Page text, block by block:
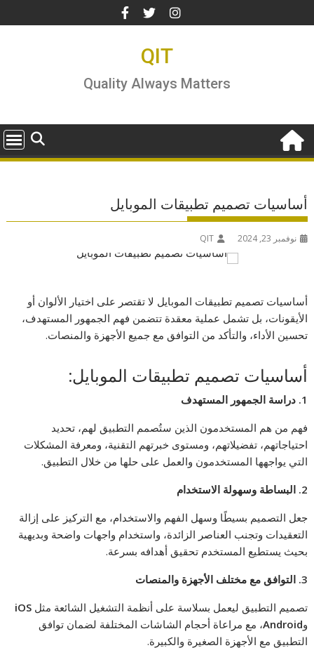
to
QIT
Quality Always Matters
أساسيات تصميم تطبيقات الموبايل
نوفمبر 23, 2024 QIT
أساسيات تصميم تطبيقات الموبايل لا تقتصر على اختيار الألوان أو
الأيقونات، بل تشمل عملية معقدة تتضمن فهم الجمهور المستهدف،
تحسين الأداء، والتأكد من التوافق مع جميع الأجهزة والمنصات.
أساسيات تصميم تطبيقات الموبايل:
1. دراسة الجمهور المستهدف
فهم من هم المستخدمون الذين ستُصمم التطبيق لهم، تحديد
احتياجاتهم، تفضيلاتهم، ومستوى خبرتهم التقنية، ومعرفة المشكلات
التي يواجهها المستخدمون والعمل على حلها من خلال التطبيق.
2. البساطة وسهولة الاستخدام
جعل التصميم بسيطًا وسهل الفهم والاستخدام، مع التركيز على إزالة
التعقيدات وتجنب العناصر الزائدة، واستخدام واجهات واضحة وبديهية
بحيث يستطيع المستخدم تحقيق أهدافه بسرعة.
3. التوافق مع مختلف الأجهزة والمنصات
تصميم التطبيق ليعمل بسلاسة على أنظمة التشغيل الشائعة مثلiOS
وAndroid، مع مراعاة أحجام الشاشات المختلفة لضمان توافق
التطبيق مع الأجهزة الصغيرة والكبيرة.